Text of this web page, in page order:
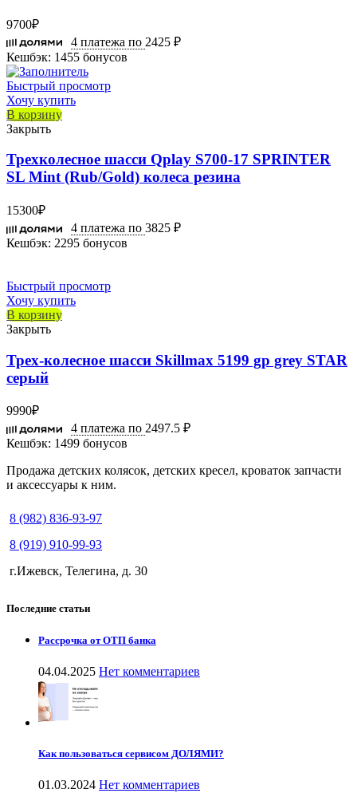
9700₽
4 платежа по 2425 ₽
Кешбэк: 1455 бонусов
Быстрый просмотр
Хочу купить
В корзину
Закрыть
Трехколесное шасси Qplay S700-17 SPRINTER
SL Mint (Rub/Gold) колеса резина
15300₽
4 платежа по 3825 ₽
Кешбэк: 2295 бонусов
Быстрый просмотр
Хочу купить
В корзину
Закрыть
Трех-колесное шасси Skillmax 5199 gp grey STAR
серый
9990₽
4 платежа по 2497.5 ₽
Кешбэк: 1499 бонусов
Продажа детских колясок, детских кресел, кроваток запчасти
и аксессуары к ним.
8 (982) 836-93-97
8 (919) 910-99-93
г.Ижевск, Телегина, д. 30
Последние статьи
Рассрочка от ОТП банка
04.04.2025 Нет комментариев
Как пользоваться сервисом ДОЛЯМИ?
01.03.2024 Нет комментариев